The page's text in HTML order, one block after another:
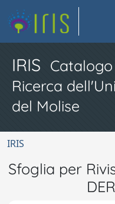
IRIS
Ricerca
del Molise
IRIS
Sfoglia per